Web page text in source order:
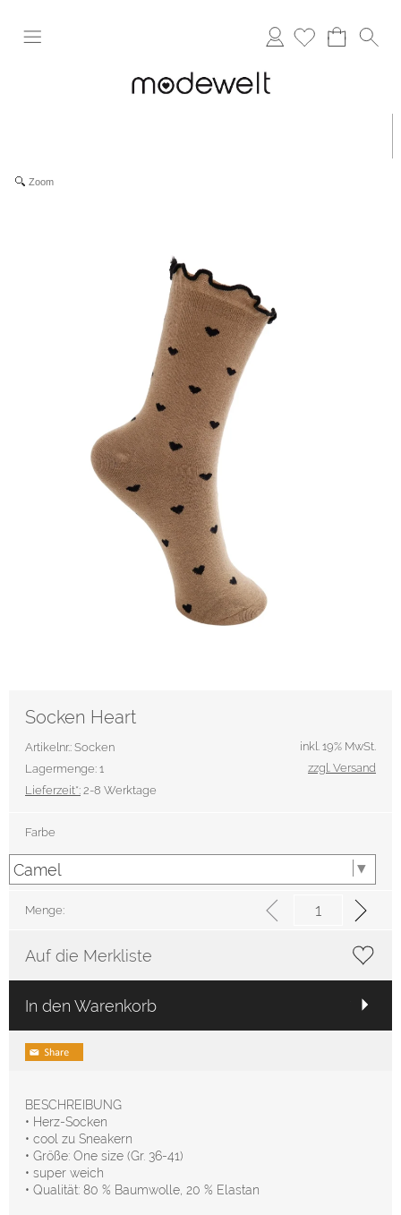
Anmelden
Zoom
Socken Heart
Artikelnr.: Socken
Lagermenge: 1
Lieferzeit*: 2-8 Werktage
inkl. 19% MwSt.
zzgl. Versand
Farbe
Menge:
Auf die Merkliste
In den Warenkorb
BESCHREIBUNG
• Herz-Socken
• cool zu Sneakern
• Größe: One size (Gr. 36-41)
• super weich
• Qualität: 80 % Baumwolle, 20 % Elastan